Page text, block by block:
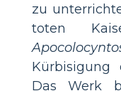
zu
toten
Kürbisigung
Das Werk